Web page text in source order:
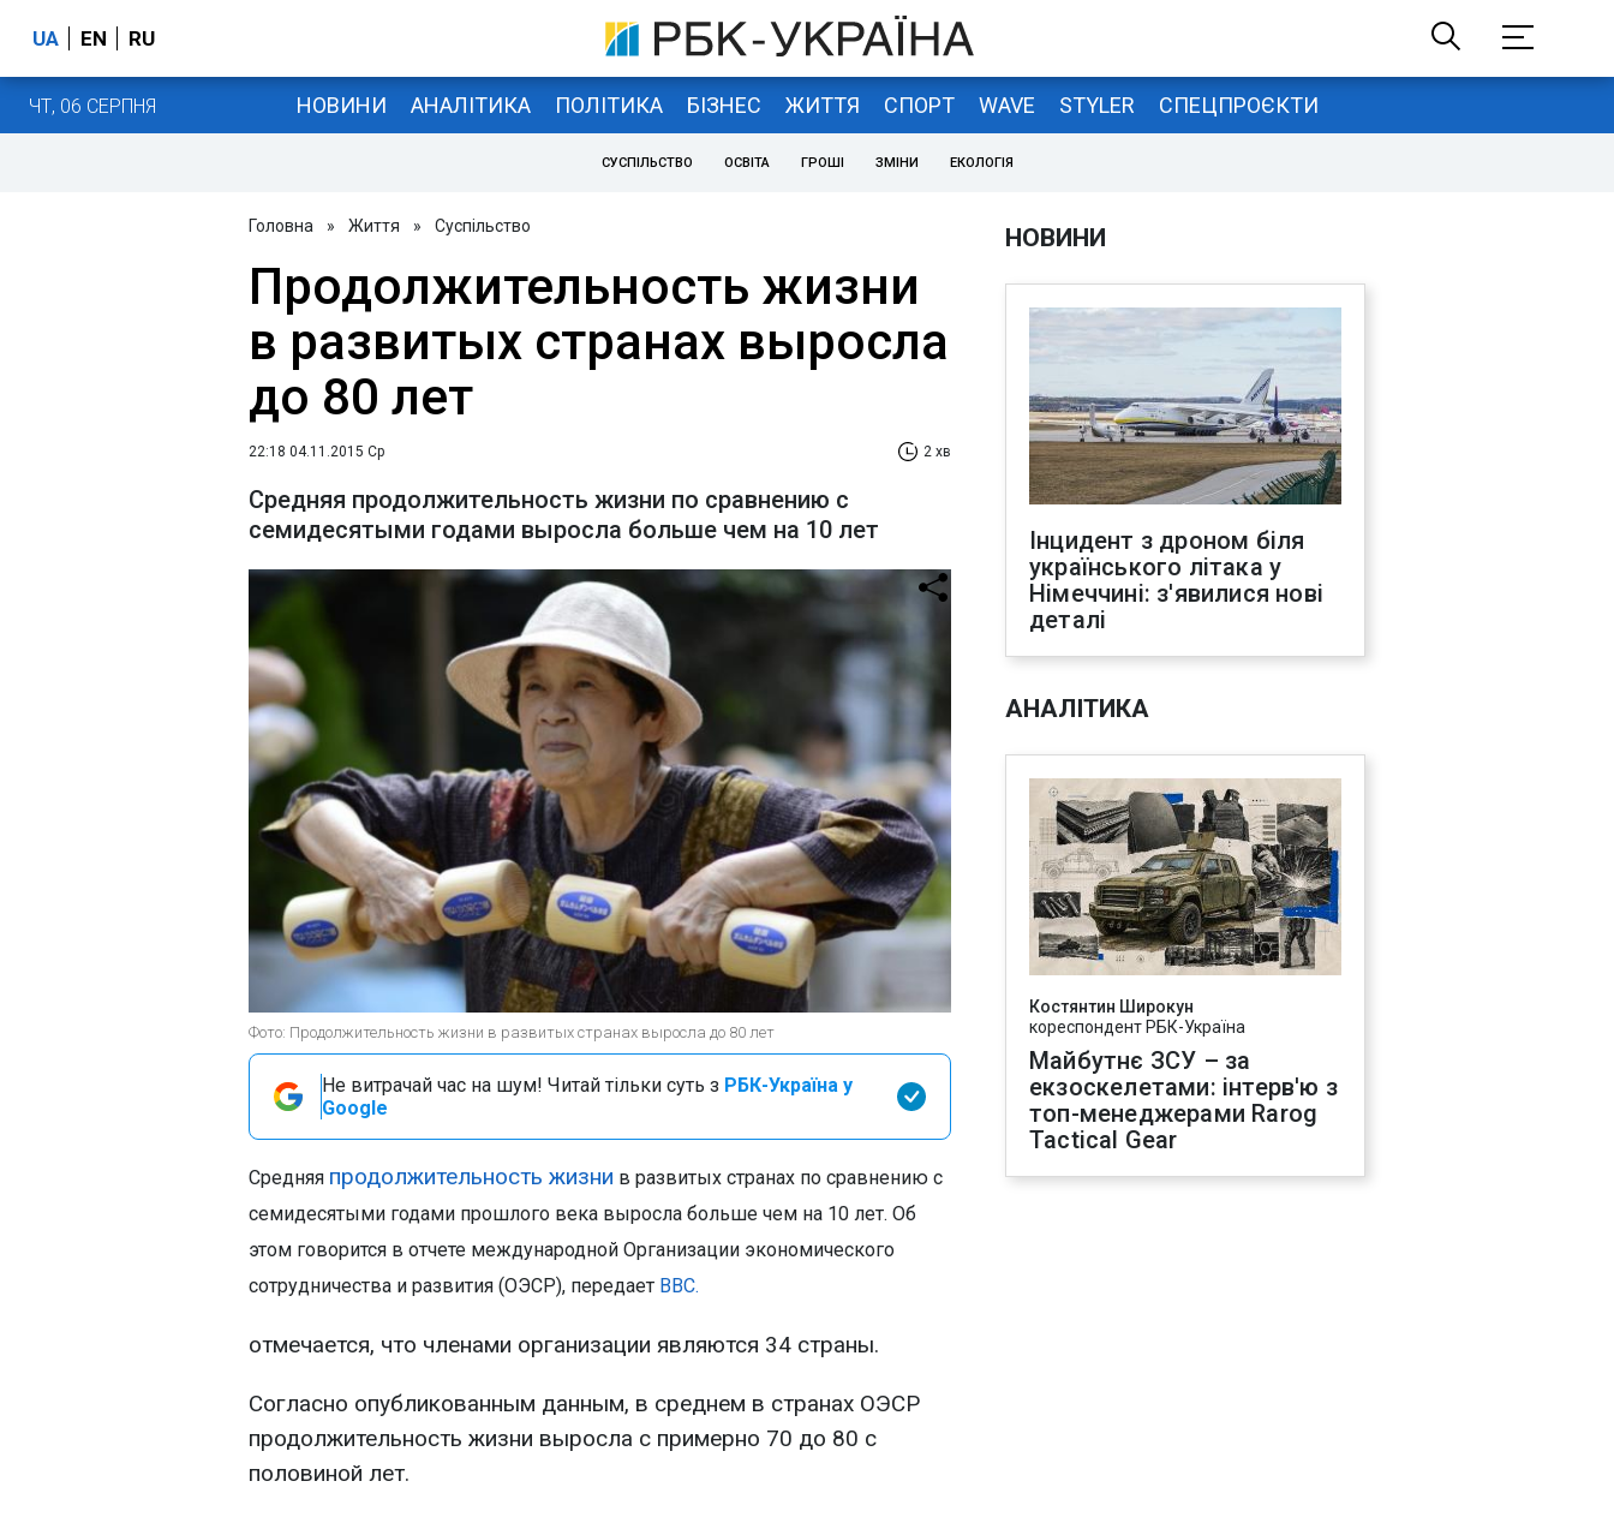
UA EN RU
ЧТ, 06 СЕРПНЯ НОВИНИ АНАЛІТИКА ПОЛІТИКА БІЗНЕС ЖИТТЯ СПОРТ WAVE STYLER СПЕЦПРОЄКТИ
СУСПІЛЬСТВО ОСВІТА ГРОШІ ЗМІНИ ЕКОЛОГІЯ
Головна » Життя » Суспільство
Продолжительность жизни
в развитых странах выросла
до 80 лет
22:18 04.11.2015 Ср 2 хв
Средняя продолжительность жизни по сравнению с
семидесятыми годами выросла больше чем на 10 лет
Фото: Продолжительность жизни в развитых странах выросла до 80 лет
Не витрачай час на шум! Читай тільки суть з РБК-Україна у
Google
Средняя продолжительность жизни в развитых странах по сравнению с
семидесятыми годами прошлого века выросла больше чем на 10 лет. Об
этом говорится в отчете международной Организации экономического
сотрудничества и развития (ОЭСР), передает ВВС.
отмечается, что членами организации являются 34 страны.
Согласно опубликованным данным, в среднем в странах ОЭСР
продолжительность жизни выросла с примерно 70 до 80 с
половиной лет.
НОВИНИ
Інцидент з дроном біля
українського літака у
Німеччині: з'явилися нові
деталі
АНАЛІТИКА
Костянтин Широкун
кореспондент РБК-Україна
Майбутнє ЗСУ – за
екзоскелетами: інтерв'ю з
топ-менеджерами Rarog
Tactical Gear